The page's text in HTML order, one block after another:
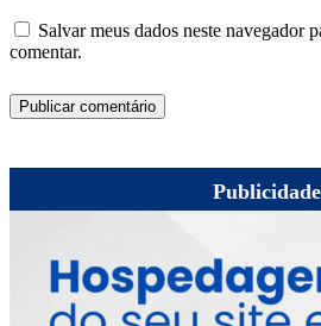
Salvar meus dados neste navegador
comentar.
Publicidade